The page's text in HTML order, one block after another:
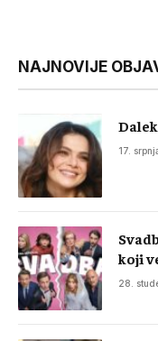
NAJNOVIJE
17.
koji
28.